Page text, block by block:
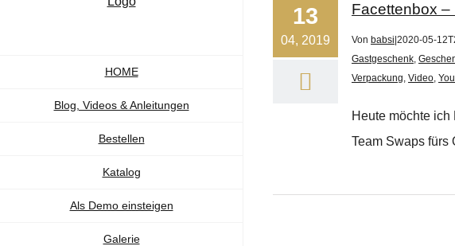
HOME
Blog, Videos & Anleitungen
Bestellen
Katalog
Als Demo einsteigen
Galerie
13
04, 2019
Facettenbox –
Von babsi 2020-05-
Gastgeschenk,
Verpackung, Video,
Heute möchte
Team Swaps fürs